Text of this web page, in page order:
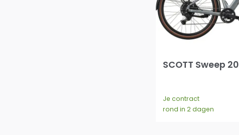
SCOTT Sweep 20
Je contract
rond in 2 dagen